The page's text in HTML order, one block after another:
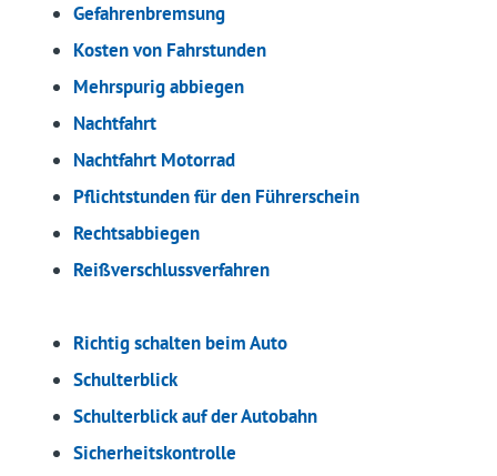
Gefahrenbremsung
Kosten von Fahrstunden
Mehrspurig abbiegen
Nachtfahrt
Nachtfahrt Motorrad
Pflichtstunden für den Führerschein
Rechtsabbiegen
Reißverschlussverfahren
Richtig schalten beim Auto
Schulterblick
Schulterblick auf der Autobahn
Sicherheitskontrolle